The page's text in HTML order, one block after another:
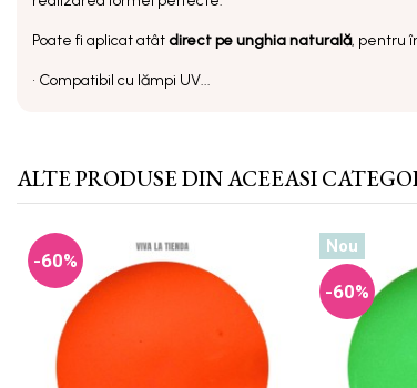
Poate fi aplicat atâtdirect pe unghia naturală, pentru
• Compatibil cu lămpi UV...
ALTE PRODUSE DIN ACEEASI
-60%
Nou
-60%